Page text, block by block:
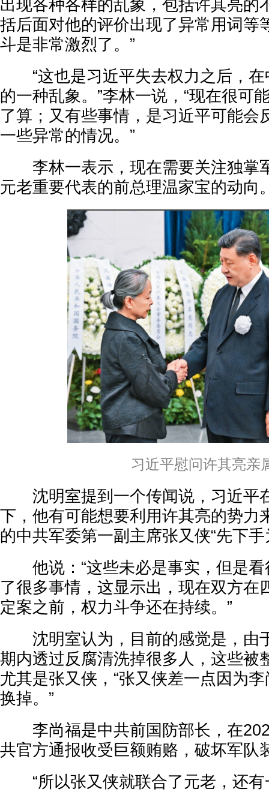
出现各种各样的乱象，包括许其亮的
括后面对他的评价出现了异常用词等
斗是非常激烈了。”
“这也是习近平失去权力之后，在
的一种乱象。”李林一说，“现在很可
了算；又有些事情，是习近平可能会
一些异常的情况。”
李林一表示，现在需要关注独掌
元老重要代表的前总理温家宝的动向
习近平慰问许其亮亲
沈明室提到一个传闻说，习近平
下，他有可能想要利用许其亮的势力
的中共军委第一副主席张又侠“先下手
他说：“这些未必是事实，但是看
了很多事情，这显示出，现在双方在
定案之前，权力斗争还在持续。”
沈明室认为，目前的感觉是，由
期内透过反腐清洗掉很多人，这些被
尤其是张又侠，“张又侠差一点因为
换掉。”
李尚福是中共前国防部长，在
共官方通报收受巨额贿赂，破坏军队
“所以张又侠就联合了元老，还有